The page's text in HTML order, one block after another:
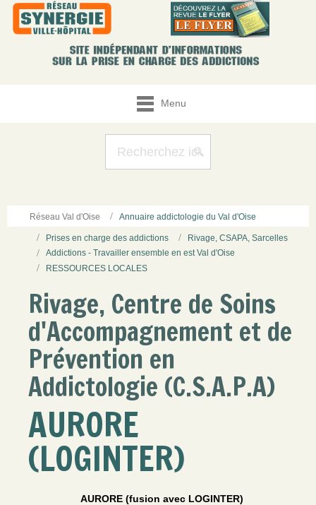
Menu
Réseau Val d'Oise Annuaire addictologie du Val d'Oise
Prises en charge des addictions
Rivage, CSAPA, Sarcelles
Addictions - Travailler ensemble en est Val d'Oise
RESSOURCES LOCALES
Rivage, Centre de Soins
d'Accompagnement et de
Prévention en
Addictologie (C.S.A.P.A)
AURORE
(LOGINTER)
AURORE (fusion avec LOGINTER)